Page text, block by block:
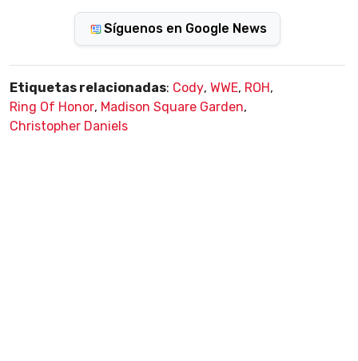
Síguenos en Google News
Etiquetas relacionadas: Cody, WWE, ROH ,
Ring Of Honor, Madison Square Garden,
Christopher Daniels